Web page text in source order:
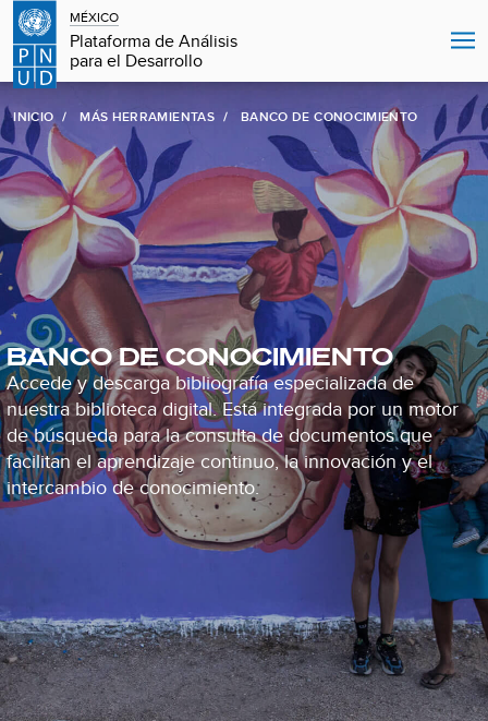
MÉXICO
Plataforma de Análisis
para el Desarrollo
INICIO MÁS HERRAMIENTAS BANCO DE CONOCIMIENTO
BANCO DE CONOCIMIENTO
Accede y descarga bibliografía especializada de
nuestra biblioteca digital. Está integrada por un motor
de búsqueda para la consulta de documentos que
facilitan el aprendizaje continuo, la innovación y el
intercambio de conocimiento.